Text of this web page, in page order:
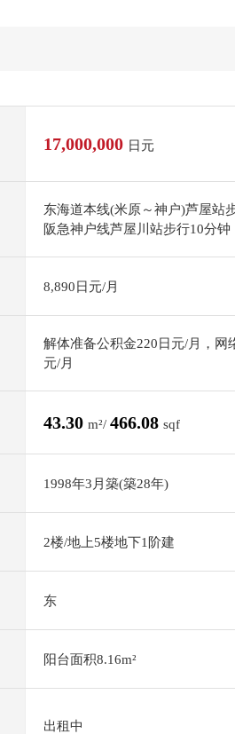
17,000,000 日元
东海道本线(米原～神户)芦屋站
阪急神户线芦屋川站步行10分钟
8,890日元/月
解体准备公积金220日元/月，网
元/月
43.30 m²/ 466.08 sqf
1998年3月築(築28年)
2楼/地上5楼地下1阶建
东
阳台面积8.16m²
出租中